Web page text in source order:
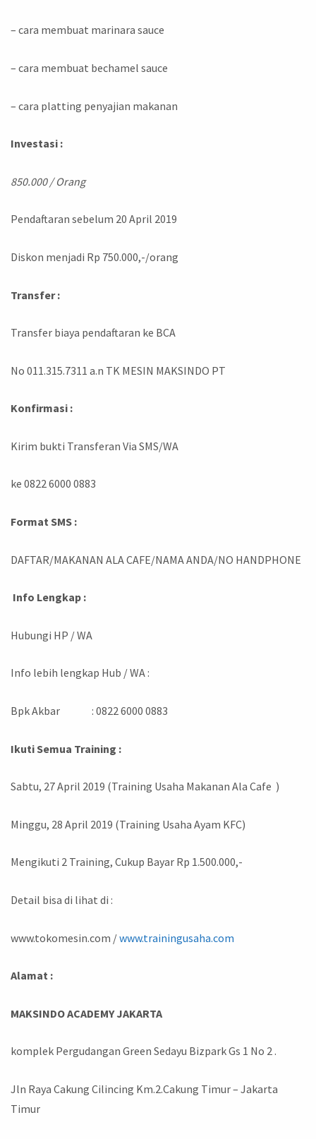
– cara membuat marinara sauce
– cara membuat bechamel sauce
– cara platting penyajian makanan
Investasi :
850.000 / Orang
Pendaftaran sebelum 20 April 2019
Diskon menjadi Rp 750.000,-/orang
Transfer :
Transfer biaya pendaftaran ke BCA
No 011.315.7311 a.n TK MESIN MAKSINDO PT
Konfirmasi :
Kirim bukti Transferan Via SMS/WA
ke 0822 6000 0883
Format SMS :
DAFTAR/MAKANAN ALA CAFE/NAMA ANDA/NO HANDPHONE
Info Lengkap :
Hubungi HP / WA
Info lebih lengkap Hub / WA :
Bpk Akbar : 0822 6000 0883
Ikuti Semua Training :
Sabtu, 27 April 2019 (Training Usaha Makanan Ala Cafe )
Minggu, 28 April 2019 (Training Usaha Ayam KFC)
Mengikuti 2 Training, Cukup Bayar Rp 1.500.000,-
Detail bisa di lihat di :
www.tokomesin.com /www.trainingusaha.com
Alamat :
MAKSINDO ACADEMY JAKARTA
komplek Pergudangan Green Sedayu Bizpark Gs 1 No 2 .
Jln Raya Cakung Cilincing Km.2.Cakung Timur – Jakarta
Timur